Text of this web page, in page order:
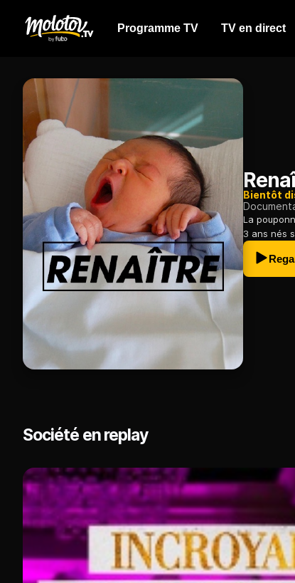
Programme TV TV en direct
Bientôt
La
3 ans nés
Société en replay